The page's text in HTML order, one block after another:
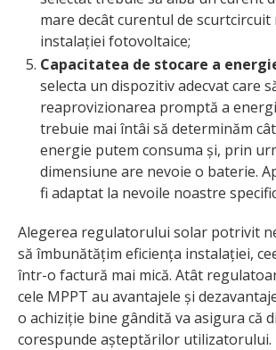
mare decât curentul de
instalației fotovoltaice;
Capacitatea de stocare a
selecta un dispozitiv adecvat care
reaprovizionarea promptă a
trebuie mai întâi să determinăm
energie putem consuma și, prin
dimensiune are nevoie o baterie.
fi adaptat la nevoile noastre
Alegerea regulatorului solar potrivit
să îmbunătățim eficiența instalației,
într-o factură mai mică. Atât
cele MPPT au avantajele și
o achiziție bine gândită va asigura că
corespunde așteptărilor utilizatorului.